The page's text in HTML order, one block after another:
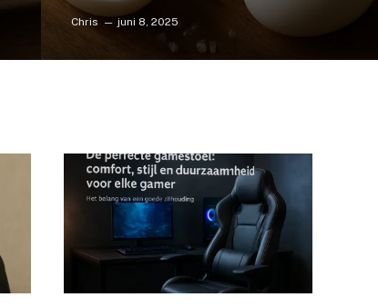
Chris juni 8, 2025